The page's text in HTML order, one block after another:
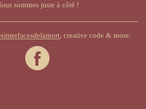
sommes juste à côté !
, creative code & more.